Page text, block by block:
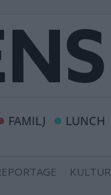
FAMILJ LUNCH
KULTUR